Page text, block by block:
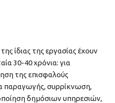
ίδιας της εργασίας έχουν
30-40 χρόνια: για
της επισφαλούς
παραγωγής, συρρίκνωση,
δημόσιων υπηρεσιών,